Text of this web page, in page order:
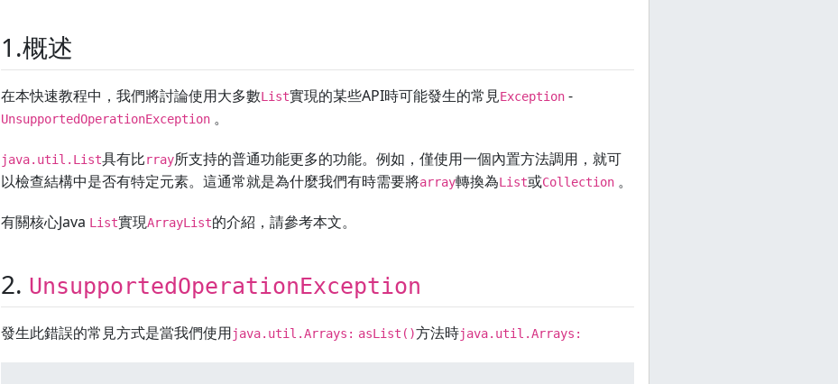
1.概述
在本快速教程中，我們將討論使用大多數List實現的某些API時可能發生的常見Exception -
UnsupportedOperationException 。
java.util.List具有比rray所支持的普通功能更多的功能。例如，僅使用一個內置方法調用，就可
以檢查結構中是否有特定元素。這通常就是為什麼我們有時需要將array轉換為List或Collection 。
有關核心Java List實現ArrayList的介紹，請參考本文。
2. UnsupportedOperationException
發生此錯誤的常見方式是當我們使用java.util.Arrays: asList()方法時java.util.Arrays: